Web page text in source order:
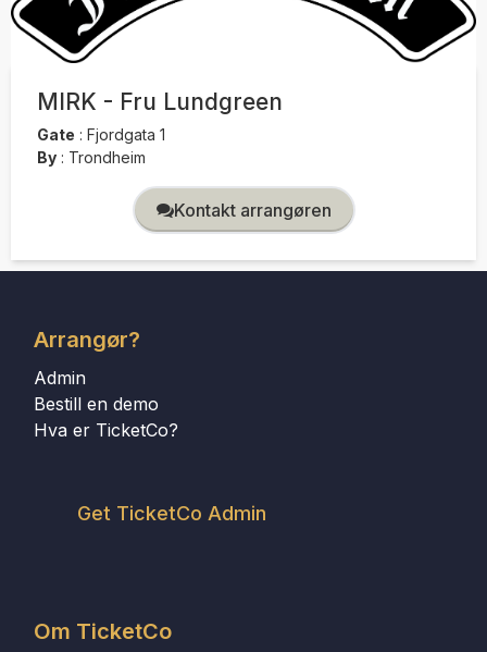
MIRK - Fru Lundgreen
Gate : Fjordgata 1
By : Trondheim
Kontakt arrangøren
Arrangør?
Admin
Bestill en demo
Hva er TicketCo?
Get TicketCo Admin
Om TicketCo